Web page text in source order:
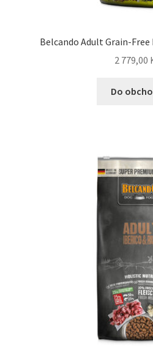
Belcando Adult Grain-Free
2 779,00
Do